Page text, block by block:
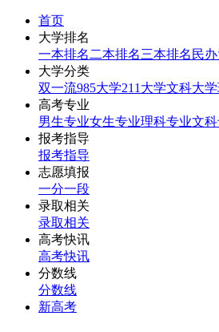
首页
大学排名
一本排名 二本排名三本排名 民
大学分类
双一流985大学211大学文科大学
高考专业
男生专业女生专业理科专业文
报考指导
报考指导
志愿填报
一分一段
录取相关
录取相关
高考快讯
高考快讯
分数线
分数线
新高考